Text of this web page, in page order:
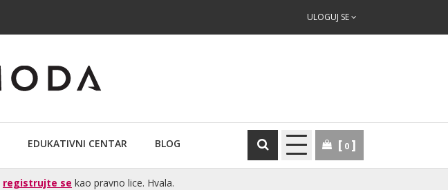
ULOGUJ SE
EDUKATIVNI CENTAR BLOG 0
registrujte se kao pravno lice. Hvala.